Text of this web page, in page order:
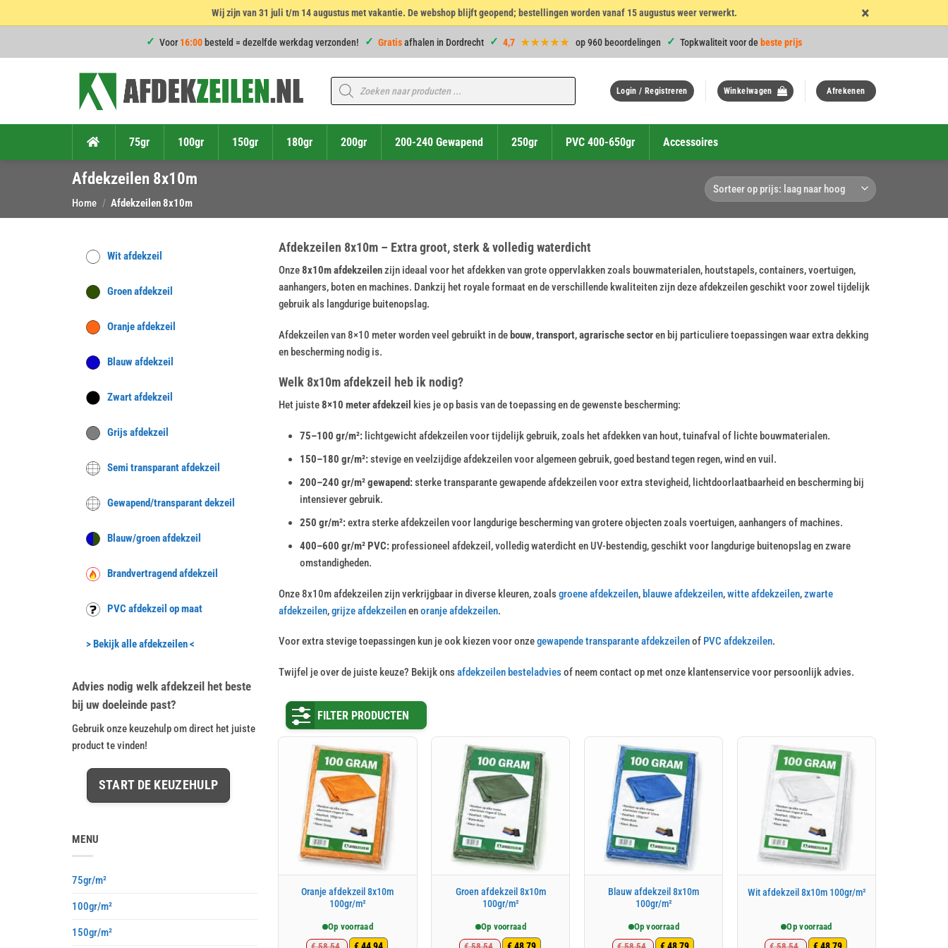
Wij zijn van 31 juli t/m 14 augustus met vakantie. De webshop blijft geopend; bestellingen worden vanaf 15 augustus weer verwerkt. ×
Voor16:00besteld = dezelfde werkdag verzonden! Gratisafhalen in Dordrecht 4,7 ★★★★★ op 960 beoordelingen Topkwaliteit voor debeste prijs
Producten
zoeken
Login / Registreren Winkelwagen Afrekenen
75gr 100gr 150gr 180gr 200gr 200-240 Gewapend 250gr PVC 400-650gr Accessoires
Afdekzeilen 8x10m
Home / Afdekzeilen 8x10m
Wit afdekzeil
Groen afdekzeil
Oranje afdekzeil
Blauw afdekzeil
Zwart afdekzeil
Grijs afdekzeil
Semi transparant afdekzeil
Gewapend/transparant dekzeil
Blauw/groen afdekzeil
Brandvertragend afdekzeil
PVC afdekzeil op maat
> Bekijk alle afdekzeilen <
Advies nodig welk afdekzeil het beste
bij uw doeleinde past?
Gebruik onze keuzehulp om direct het juiste
product te vinden!
START DE KEUZEHULP
MENU
75gr/m²
100gr/m²
150gr/m²
Afdekzeilen 8x10m – Extra groot, sterk & volledig waterdicht
Onze8x10m afdekzeilenzijn ideaal voor het afdekken van grote oppervlakken zoals bouwmaterialen, houtstapels, containers, voertuigen,
aanhangers, boten en machines. Dankzij het royale formaat en de verschillende kwaliteiten zijn deze afdekzeilen geschikt voor zowel tijdelijk
gebruik als langdurige buitenopslag.
Afdekzeilen van 8×10 meter worden veel gebruikt in de bouw,transport,agrarische sectoren bij particuliere toepassingen waar extra dekking
en bescherming nodig is.
Welk 8x10m afdekzeil heb ik nodig?
Het juiste8×10 meter afdekzeil kies je op basis van de toepassing en de gewenste bescherming:
75–100 gr/m²:lichtgewicht afdekzeilen voor tijdelijk gebruik, zoals het afdekken van hout, tuinafval of lichte bouwmaterialen.
150–180 gr/m²:stevige en veelzijdige afdekzeilen voor algemeen gebruik, goed bestand tegen regen, wind en vuil.
200–240 gr/m² gewapend:sterke transparante gewapende afdekzeilen voor extra stevigheid, lichtdoorlaatbaarheid en bescherming bij
intensiever gebruik.
250 gr/m²:extra sterke afdekzeilen voor langdurige bescherming van grotere objecten zoals voertuigen, aanhangers of machines.
400–600 gr/m² PVC:professioneel afdekzeil, volledig waterdicht en UV-bestendig, geschikt voor langdurige buitenopslag en zware
omstandigheden.
Onze 8x10m afdekzeilen zijn verkrijgbaar in diverse kleuren, zoalsgroene afdekzeilen, blauwe afdekzeilen,witte afdekzeilen,zwarte
afdekzeilen,grijze afdekzeilenenoranje afdekzeilen.
Voor extra stevige toepassingen kun je ook kiezen voor onzegewapende transparante afdekzeilenof PVC afdekzeilen.
Twijfel je over de juiste keuze? Bekijk onsafdekzeilen besteladviesof neem contact op met onze klantenservice voor persoonlijk advies.
FILTER PRODUCTEN
Oranje afdekzeil 8x10m
100gr/m²
Op voorraad
Groen afdekzeil 8x10m
100gr/m²
Op voorraad
Blauw afdekzeil 8x10m
100gr/m²
Op voorraad
Wit afdekzeil 8x10m 100gr/m²
Op voorraad